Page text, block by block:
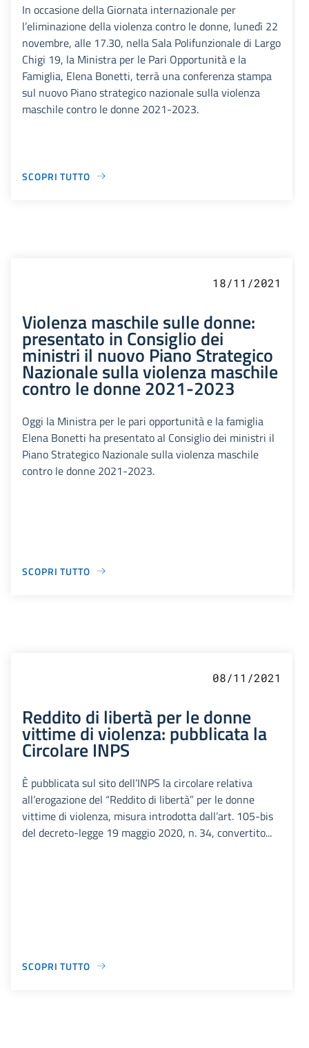
In occasione della Giornata internazionale per
l’eliminazione della violenza contro le donne, lunedì 22
novembre, alle 17.30, nella Sala Polifunzionale di Largo
Chigi 19, la Ministra per le Pari Opportunità e la
Famiglia, Elena Bonetti, terrà una conferenza stampa
sul nuovo Piano strategico nazionale sulla violenza
maschile contro le donne 2021-2023.
SCOPRI TUTTO
18/11/2021
Violenza maschile sulle donne:
presentato in Consiglio dei
ministri il nuovo Piano Strategico
Nazionale sulla violenza maschile
contro le donne 2021-2023
Oggi la Ministra per le pari opportunità e la famiglia
Elena Bonetti ha presentato al Consiglio dei ministri il
Piano Strategico Nazionale sulla violenza maschile
contro le donne 2021-2023.
SCOPRI TUTTO
08/11/2021
Reddito di libertà per le donne
vittime di violenza: pubblicata la
Circolare INPS
È pubblicata sul sito dell’INPS la circolare relativa
all’erogazione del “Reddito di libertà” per le donne
vittime di violenza, misura introdotta dall’art. 105-bis
del decreto-legge 19 maggio 2020, n. 34, convertito...
SCOPRI TUTTO